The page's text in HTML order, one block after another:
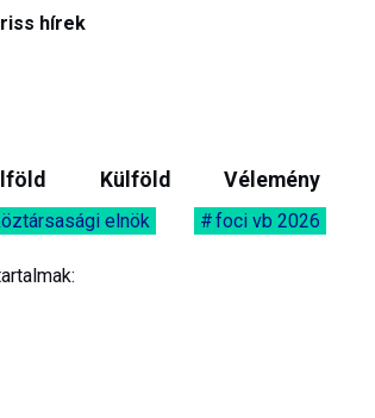
hírek
Külföld Vélemény
elnök foci vb 2026